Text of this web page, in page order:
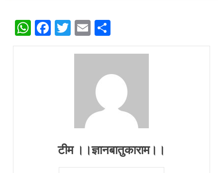
WhatsApp
Facebook
Twitter
Email
टीम ।।ज्ञानबातुकाराम।।